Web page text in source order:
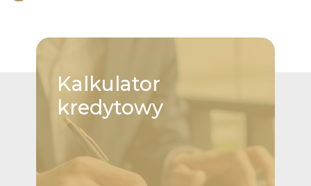
Kalkulator
kredytowy